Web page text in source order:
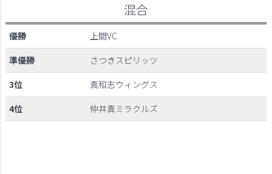
混合
優勝
上間VC
準優勝
さつきスピリッツ
3位
真和志ウィングス
4位
仲井真ミラクルズ